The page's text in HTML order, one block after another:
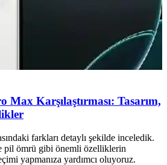
Max Karşılaştırması: Tasarım,
farkları detaylı şekilde inceledik.
pil ömrü gibi önemli özelliklerin
yapmanıza yardımcı oluyoruz.